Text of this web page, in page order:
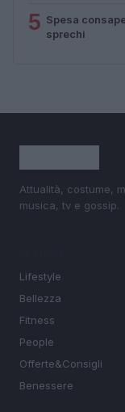
5 Spesa
sprechi
Attualità, costume,
musica, tv e gossip.
Lifestyle
Bellezza
Fitness
People
Offerte&Consigli
Benessere